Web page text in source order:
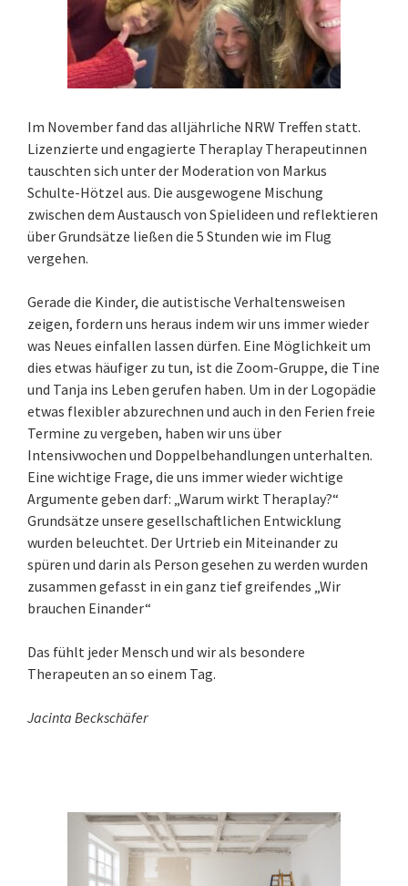
Im November fand das alljährliche NRW Treffen statt.
Lizenzierte und engagierte Theraplay Therapeutinnen
tauschten sich unter der Moderation von Markus
Schulte-Hötzel aus. Die ausgewogene Mischung
zwischen dem Austausch von Spielideen und reflektieren
über Grundsätze ließen die 5 Stunden wie im Flug
vergehen.
Gerade die Kinder, die autistische Verhaltensweisen
zeigen, fordern uns heraus indem wir uns immer wieder
was Neues einfallen lassen dürfen. Eine Möglichkeit um
dies etwas häufiger zu tun, ist die Zoom-Gruppe, die Tine
und Tanja ins Leben gerufen haben. Um in der Logopädie
etwas flexibler abzurechnen und auch in den Ferien freie
Termine zu vergeben, haben wir uns über
Intensivwochen und Doppelbehandlungen unterhalten.
Eine wichtige Frage, die uns immer wieder wichtige
Argumente geben darf: „Warum wirkt Theraplay?“
Grundsätze unsere gesellschaftlichen Entwicklung
wurden beleuchtet. Der Urtrieb ein Miteinander zu
spüren und darin als Person gesehen zu werden wurden
zusammen gefasst in ein ganz tief greifendes „Wir
brauchen Einander“
Das fühlt jeder Mensch und wir als besondere
Therapeuten an so einem Tag.
Jacinta Beckschäfer